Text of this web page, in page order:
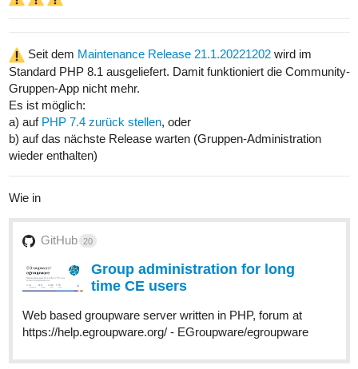
Seit dem Maintenance Release 21.1.20221202 wird im
Standard PHP 8.1 ausgeliefert. Damit funktioniert die Community-
Gruppen-App nicht mehr.
Es ist möglich:
a) auf PHP 7.4 zurück stellen, oder
b) auf das nächste Release warten (Gruppen-Administration
wieder enthalten)
Wie in
GitHub 20
Group administration for long
time CE users
Web based groupware server written in PHP, forum at
https://help.egroupware.org/ - EGroupware/egroupware